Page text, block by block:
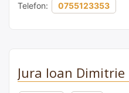
Telefon: 0755123353
Jura Ioan Dimitrie